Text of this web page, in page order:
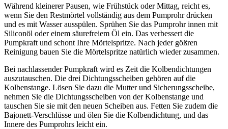
Während kleinerer Pausen, wie Frühstück oder Mittag, reicht es,
wenn Sie den Restmörtel vollständig aus dem Pumprohr drücken
und es mit Wasser ausspülen. Sprühen Sie das Pumprohr innen mit
Siliconöl oder einem säurefreiem Öl ein. Das verbessert die
Pumpkraft und schont Ihre Mörtelspritze. Nach jeder gößren
Reinigung bauen Sie die Mörtelspritze natürlich wieder zusammen.
Bei nachlassender Pumpkraft wird es Zeit die Kolbendichtungen
auszutauschen. Die drei Dichtungsscheiben gehören auf die
Kolbenstange. Lösen Sie dazu die Mutter und Sicherungsscheibe,
nehmen Sie die Dichtungsscheiben von der Kolbenstange und
tauschen Sie sie mit den neuen Scheiben aus. Fetten Sie zudem die
Bajonett-Verschlüsse und ölen Sie die Kolbendichtung, und das
Innere des Pumprohrs leicht ein.